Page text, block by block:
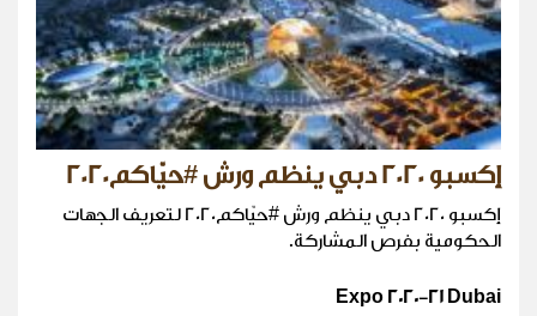
إكسبو 2020 دبي ينظم ورش #حيّاكم2020
إكسبو 2020 دبي ينظم ورش #حيّاكم2020 لتعريف الجهات
الحكومية بفرص المشاركة.
Expo 2020-21 Dubai